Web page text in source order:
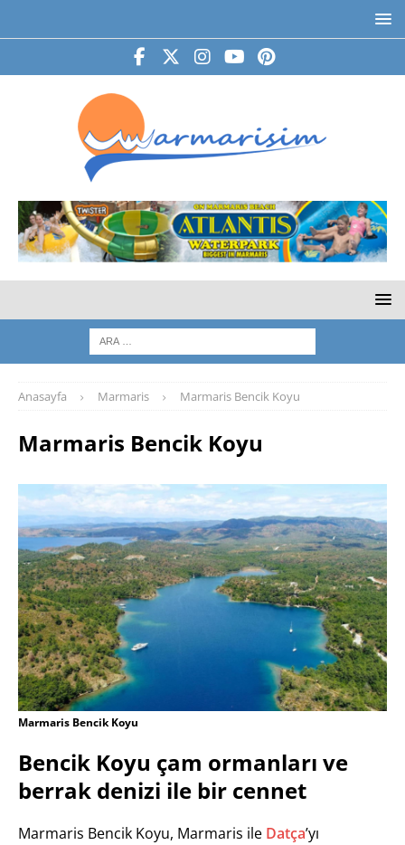
Anasayfa Marmaris Marmaris Bencik Koyu
Marmaris Bencik Koyu
Marmaris Bencik Koyu
Bencik Koyu çam ormanları ve
berrak denizi ile bir cennet
Marmaris Bencik Koyu, Marmaris ile Datça’yı